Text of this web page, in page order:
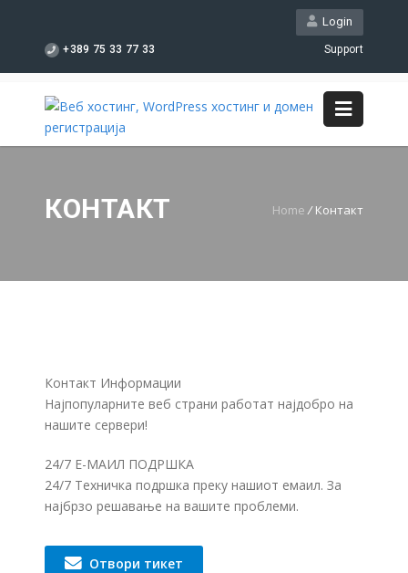
Login
+389 75 33 77 33 Support
КОНТАКТ Home / Контакт
Контакт Информации
Најпопуларните веб страни работат најдобро на
нашите сервери!
24/7 Е-МАИЛ ПОДРШКА
24/7 Техничка подршка преку нашиот емаил. За
најбрзо решавање на вашите проблеми.
Отвори тикет